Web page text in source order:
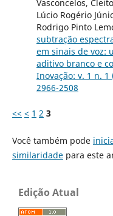
Vasconcelos,
Lúcio Rogério
Rodrigo Pinto
subtração
em sinais de voz:
aditivo branco e
Inovação: v. 1 n. 1
2966-2508
<< < 1 2 3
Você também pode
similaridadepara este
Edição Atual